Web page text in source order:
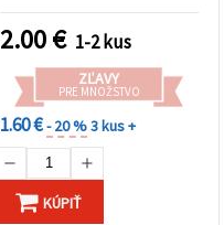
2.00€ 1-2 kus
ZĽAVY
PRE MNOŽSTVO
1.60 €- 20 %3 kus +
KÚPIŤ